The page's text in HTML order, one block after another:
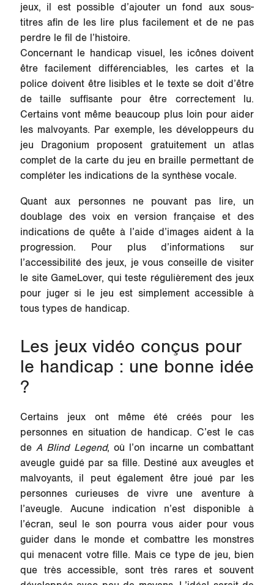
jeux, il est possible d’ajouter un fond aux sous-
titres afin de les lire plus facilement et de ne pas
perdre le fil de l’histoire.
Concernant le handicap visuel, les icônes doivent
être facilement différenciables, les cartes et la
police doivent être lisibles et le texte se doit d’être
de taille suffisante pour être correctement lu.
Certains vont même beaucoup plus loin pour aider
les malvoyants. Par exemple, les développeurs du
jeu Dragonium proposent gratuitement un atlas
complet de la carte du jeu en braille permettant de
compléter les indications de la synthèse vocale.
Quant aux personnes ne pouvant pas lire, un
doublage des voix en version française et des
indications de quête à l’aide d’images aident à la
progression. Pour plus d’informations sur
l’accessibilité des jeux, je vous conseille de visiter
le site GameLover, qui teste régulièrement des jeux
pour juger si le jeu est simplement accessible à
tous types de handicap.
Les jeux vidéo conçus pour
le handicap : une bonne idée
?
Certains jeux ont même été créés pour les
personnes en situation de handicap. C’est le cas
deA Blind Legend, où l’on incarne un combattant
aveugle guidé par sa fille. Destiné aux aveugles et
malvoyants, il peut également être joué par les
personnes curieuses de vivre une aventure à
l’aveugle. Aucune indication n’est disponible à
l’écran, seul le son pourra vous aider pour vous
guider dans le monde et combattre les monstres
qui menacent votre fille. Mais ce type de jeu, bien
que très accessible, sont très rares et souvent